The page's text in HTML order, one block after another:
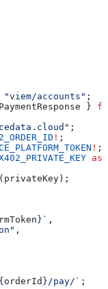
"viem/accounts" ;
}
;
! ;
! ;
as
( privateKey);
} ` ,
,
orderId } /pay/` ;